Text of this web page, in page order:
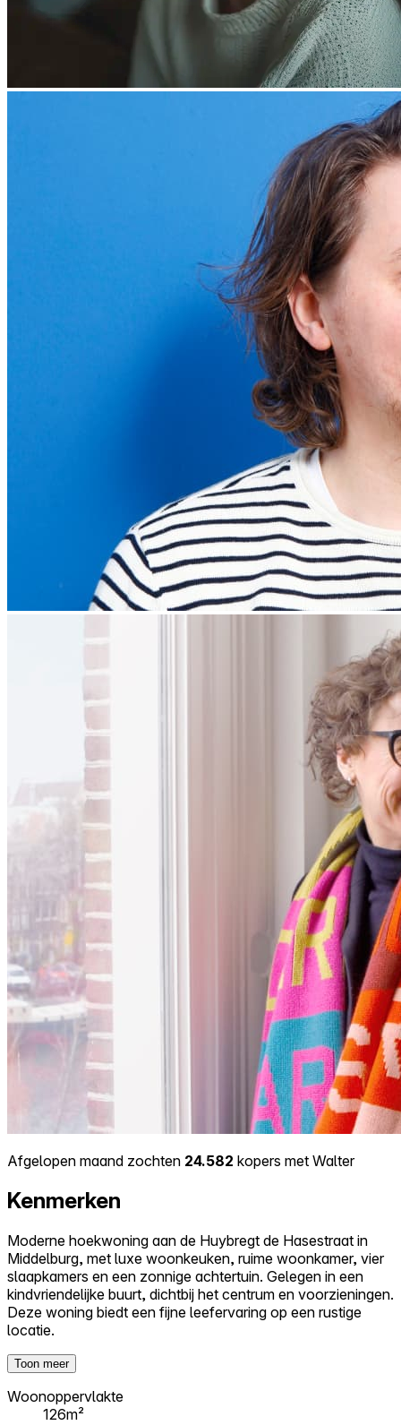
Afgelopen maand zochten 24.582 kopers met Walter
Kenmerken
Moderne hoekwoning aan de Huybregt de Hasestraat in
Middelburg, met luxe woonkeuken, ruime woonkamer, vier
slaapkamers en een zonnige achtertuin. Gelegen in een
kindvriendelijke buurt, dichtbij het centrum en voorzieningen.
Deze woning biedt een fijne leefervaring op een rustige
locatie.
Toon meer
Woonoppervlakte
126m²